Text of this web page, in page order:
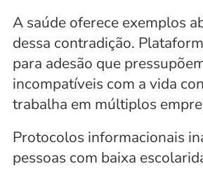
A saúde oferece exemplos
dessa contradição.
para adesão que
incompatíveis com a vida
trabalha em múltiplos
Protocolos informacionais
pessoas com baixa